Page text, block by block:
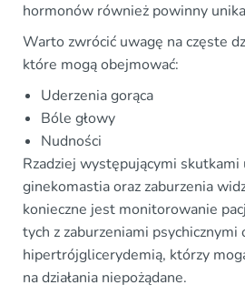
hormonów również powinny
Warto zwrócić uwagę na częste
które mogą obejmować:
Uderzenia gorąca
Bóle głowy
Nudności
Rzadziej występującymi skutkami
ginekomastia oraz zaburzenia
konieczne jest monitorowanie
tych z zaburzeniami psychicznymi
hipertrójglicerydemią, którzy
na działania niepożądane.